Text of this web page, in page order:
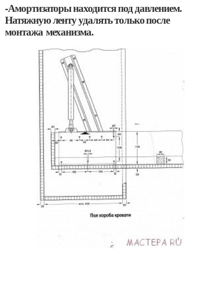
-Амортизаторы находится под давлением.
Натяжную ленту удалять только после
монтажа механизма.